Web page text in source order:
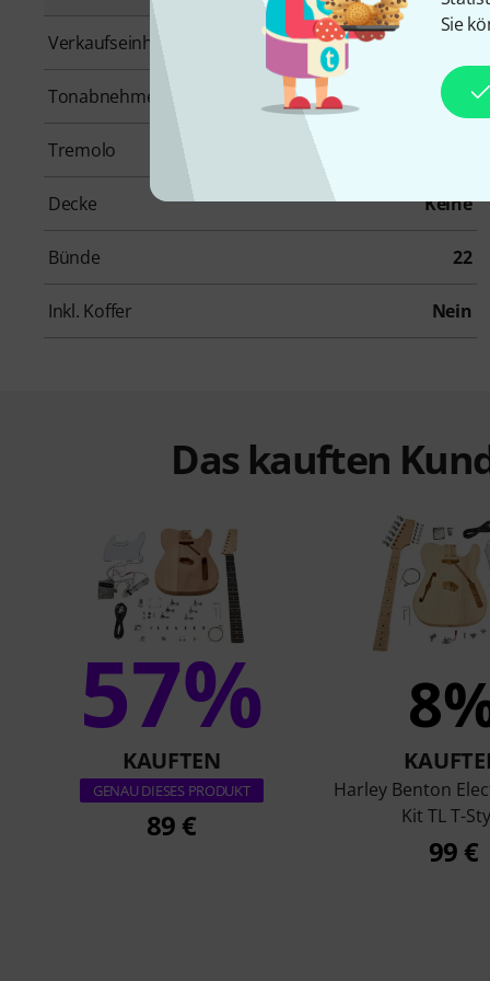
Sie
Verkaufseinheit
Tonabnehmerbestückung SS
Tremolo
Decke Keine
Bünde 22
Inkl. Koffer Nein
Das kauften
57%
KAUFTEN
GENAU DIESES PRODUKT
89 €
Harley Benton
Kit TL T-
99 €